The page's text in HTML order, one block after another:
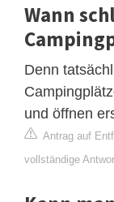
Wann
Denn
und öffnen
Antrag auf
vollständige